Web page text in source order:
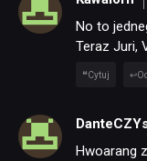
No to
Teraz Juri,
Cytuj
Hwoarang